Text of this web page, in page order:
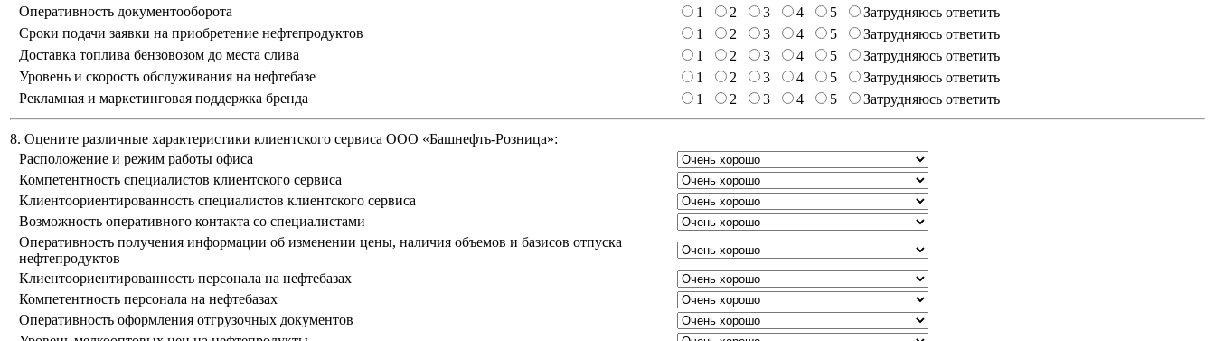
Оперативность документооборота
1 2 3 4 5
Затрудняюсь ответить
Сроки подачи заявки на приобретение нефтепродуктов
1 2 3 4 5
Затрудняюсь ответить
Доставка топлива бензовозом до места слива
1 2 3 4 5
Затрудняюсь ответить
Уровень и скорость обслуживания на нефтебазе
1 2 3 4 5
Затрудняюсь ответить
Рекламная и маркетинговая поддержка бренда
1 2 3 4 5 Затрудняюсь ответить
8. Оцените различные характеристики клиентского сервиса ООО «Башнефть-Розница»:
Расположение и режим работы офиса
Компетентность специалистов клиентского сервиса
Клиентоориентированность специалистов клиентского сервиса
Возможность оперативного контакта со специалистами
Оперативность получения информации об изменении цены, наличия объемов и базисов отпуска
нефтепродуктов
Клиентоориентированность персонала на нефтебазах
Компетентность персонала на нефтебазах
Оперативность оформления отгрузочных документов